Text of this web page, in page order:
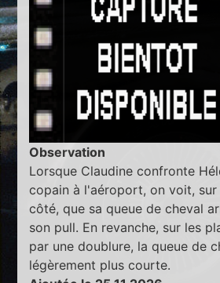
Observation
Lorsque Claudine confronte
copain à l'aéroport, on voit, sur
côté, que sa queue de cheval
son pull. En revanche, sur les
par une doublure, la queue de
légèrement plus courte.